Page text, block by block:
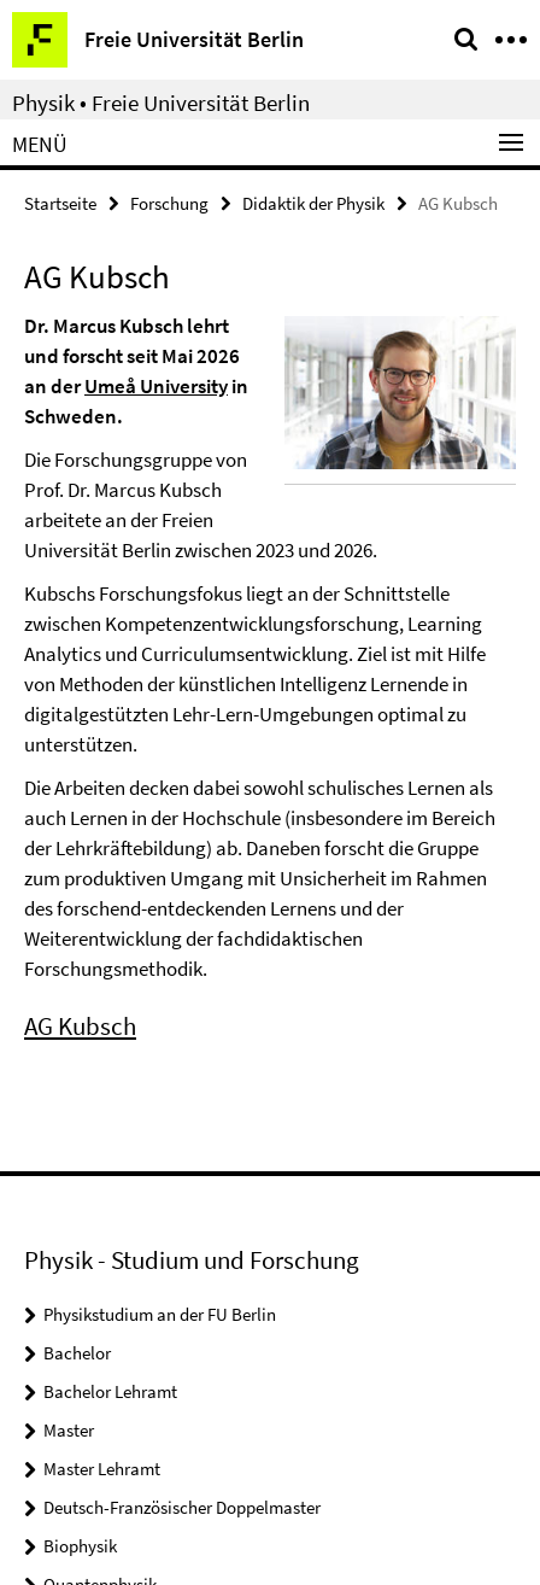
Springe
direkt
zu
Inhalt
Freie Universität Berlin
Service-
Navigation
Physik • Freie Universität Berlin
MENÜ
Startseite Forschung Didaktik der Physik AG Kubsch
AG Kubsch
Dr. Marcus Kubsch lehrt
und forscht seit Mai 2026
an derUmeå Universityin
Schweden.
Die Forschungsgruppe von
Prof. Dr. Marcus Kubsch
arbeitete an der Freien
Universität Berlin zwischen 2023 und 2026.
Kubschs Forschungsfokus liegt an der Schnittstelle
zwischen Kompetenzentwicklungsforschung, Learning
Analytics und Curriculumsentwicklung. Ziel ist mit Hilfe
von Methoden der künstlichen Intelligenz Lernende in
digitalgestützten Lehr-Lern-Umgebungen optimal zu
unterstützen.
Die Arbeiten decken dabei sowohl schulisches Lernen als
auch Lernen in der Hochschule (insbesondere im Bereich
der Lehrkräftebildung) ab. Daneben forscht die Gruppe
zum produktiven Umgang mit Unsicherheit im Rahmen
des forschend-entdeckenden Lernens und der
Weiterentwicklung der fachdidaktischen
Forschungsmethodik.
AG Kubsch
Physik - Studium und Forschung
Physikstudium an der FU Berlin
Bachelor
Bachelor Lehramt
Master
Master Lehramt
Deutsch-Französischer Doppelmaster
Biophysik